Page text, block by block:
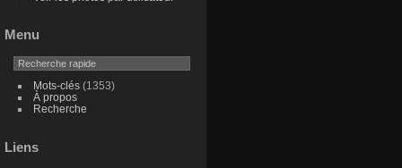
Menu
Mots-clés(1353)
À propos
Recherche
Liens